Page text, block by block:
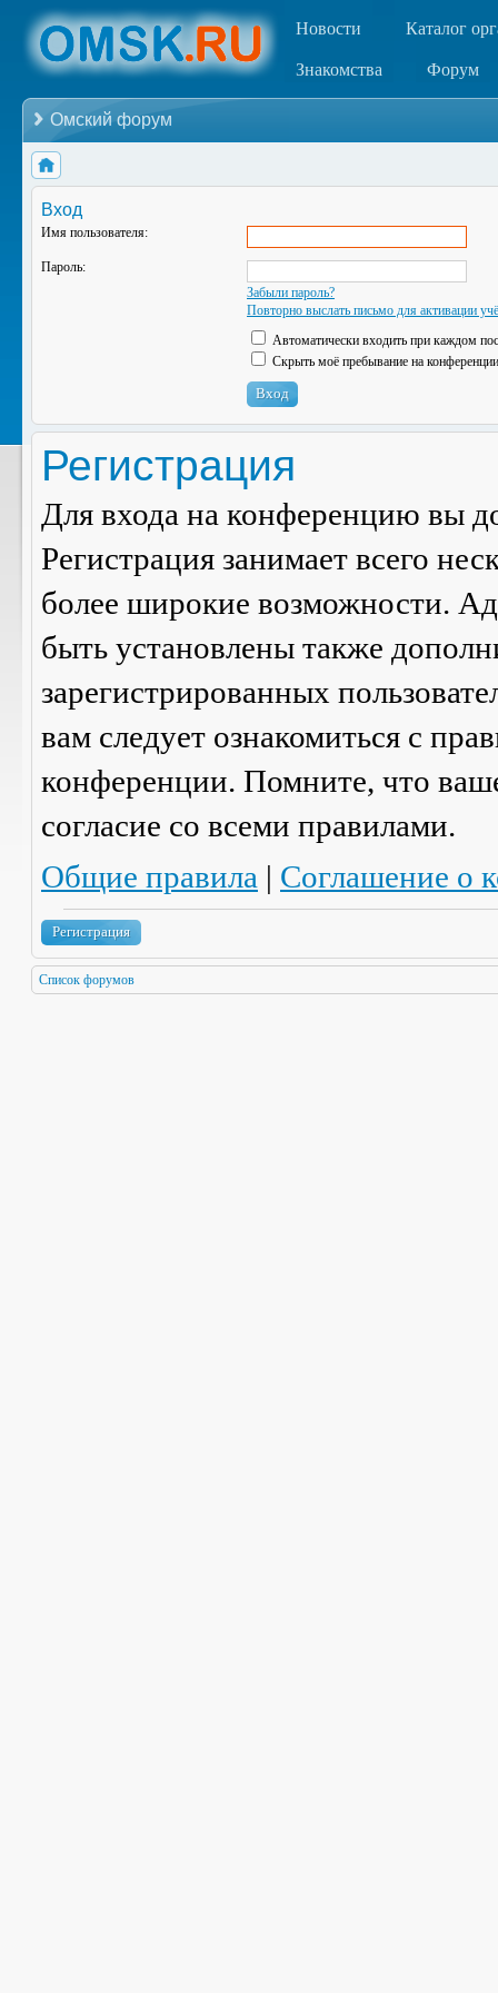
Новости Каталог
Знакомства Форум
Омский форум
Вход
Имя пользователя:
Пароль:
Забыли пароль?
Повторно выслать письмо для активации
Автоматически входить при каждом
Скрыть моё пребывание на
Регистрация
Для входа на конференцию вы
Регистрация занимает всего
более широкие возможности.
быть установлены также
зарегистрированных
вам следует ознакомиться с
конференции. Помните, что
согласие со всеми правилами.
Общие правила | Соглашение о
Регистрация
Список форумов